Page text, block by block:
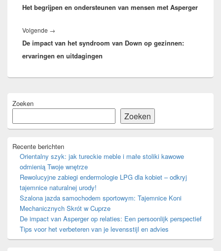
bericht:
Het begrijpen en ondersteunen van mensen met Asperger
Volgende →
bericht:
De impact van het syndroom van Down op gezinnen:
ervaringen en uitdagingen
zijbalk
gebied
Zoeken
Zoeken
Recente berichten
Orientalny szyk: jak tureckie meble i małe stoliki kawowe
odmienią Twoje wnętrze
Rewolucyjne zabiegi endermologie LPG dla kobiet – odkryj
tajemnice naturalnej urody!
Szalona jazda samochodem sportowym: Tajemnice Koni
Mechanicznych Skrót w Cuprze
De impact van Asperger op relaties: Een persoonlijk perspectief
Tips voor het verbeteren van je levensstijl en advies